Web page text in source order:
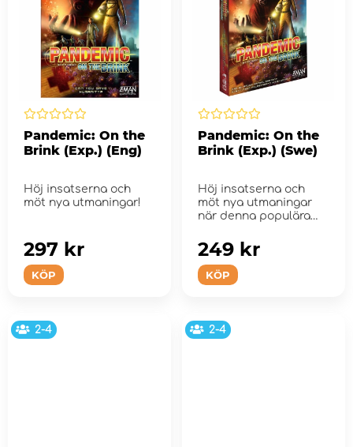
Pandemic: On the
Brink (Exp.) (Eng)
Höj insatserna och
möt nya utmaningar!
KÖP
297 kr
Pandemic: On the
Brink (Exp.) (Swe)
Höj insatserna och
möt nya utmaningar
när denna populära
KÖP
249 kr
2-4 2-4